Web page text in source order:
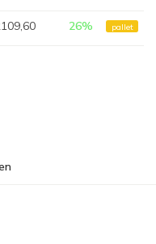
26% pallet